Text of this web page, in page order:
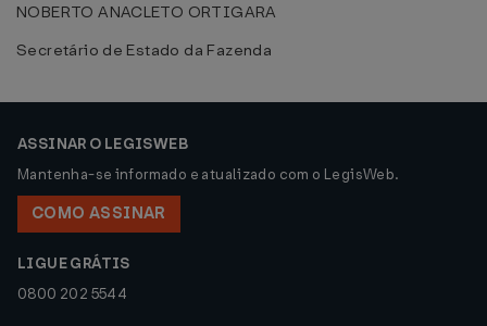
NOBERTO ANACLETO ORTIGARA
Secretário de Estado da Fazenda
ASSINAR O LEGISWEB
Mantenha-se informado e atualizado com o LegisWeb.
COMO ASSINAR
LIGUE GRÁTIS
0800 202 5544